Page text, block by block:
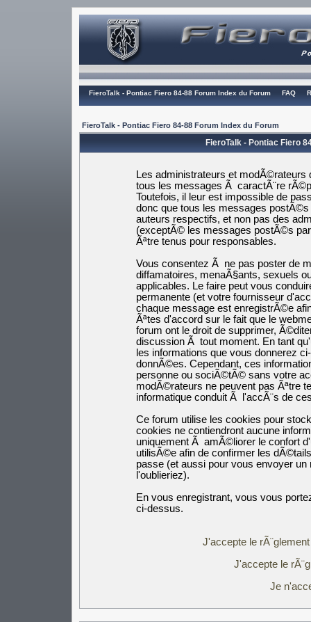
FieroTalk - Pontiac Fiero 84-88 Forum Index du Forum FAQ
FieroTalk - Pontiac Fiero 84-88 Forum Index du Forum
FieroTalk - Pontiac Fiero
Les administrateurs et
tous les messages Ã caractÃ¨re
Toutefois, il leur est impossible de
donc que tous les messages
auteurs respectifs, et non pas des
(exceptÃ© les messages postÃ©s
Ãªtre tenus pour responsables.
Vous consentez Ã ne pas poster de
diffamatoires, menaÃ§ants, sexuels
applicables. Le faire peut vous
permanente (et votre fournisseur
chaque message est enregistrÃ©e
Ãªtes d'accord sur le fait que le
forum ont le droit de supprimer,
discussion Ã tout moment. En tant
les informations que vous donnerez
donnÃ©es. Cependant, ces
personne ou sociÃ©tÃ© sans votre
modÃ©rateurs ne peuvent pas Ãªtre
informatique conduit Ã l'accÃ¨s de
Ce forum utilise les cookies pour
cookies ne contiendront aucune
uniquement Ã amÃ©liorer le confort
utilisÃ©e afin de confirmer les
passe (et aussi pour vous envoyer
l'oublieriez).
En vous enregistrant, vous vous
ci-dessus.
J'accepte le
J'accepte le
Je